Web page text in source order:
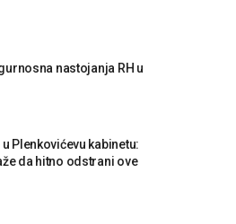
nastojanja RH u
Plenkovićevu kabinetu:
da hitno odstrani ove